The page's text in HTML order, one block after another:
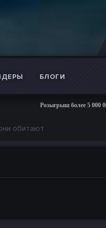
БЛОГИ
5 000 000 куидов + 25 АКЦИЙ
обитают